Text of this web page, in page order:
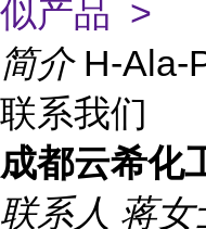
似产品 >
简介 H-Ala-
联系我们
成都云希化
联系人 蒋女